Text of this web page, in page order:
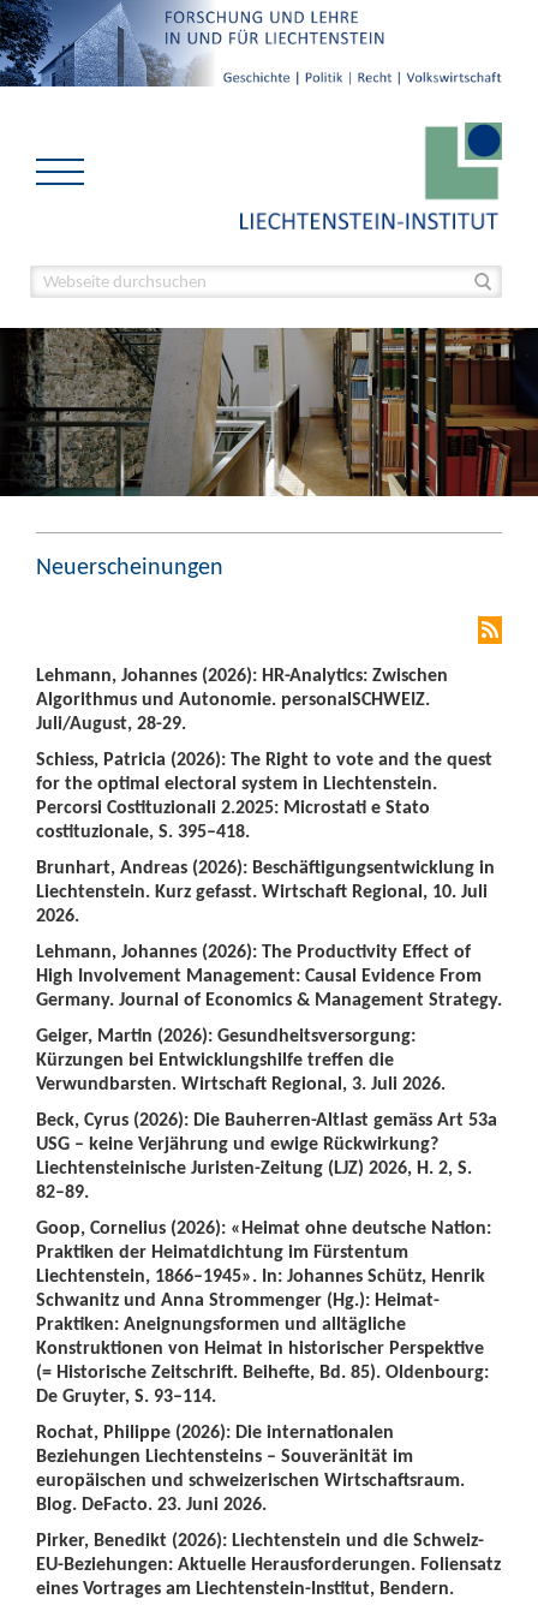
Neuerscheinungen
Lehmann, Johannes (2026): HR-Analytics: Zwischen
Algorithmus und Autonomie. personalSCHWEIZ.
Juli/August, 28-29.
Schiess, Patricia (2026): The Right to vote and the quest
for the optimal electoral system in Liechtenstein.
Percorsi Costituzionali 2.2025: Microstati e Stato
costituzionale, S. 395–418.
Brunhart, Andreas (2026): Beschäftigungsentwicklung in
Liechtenstein. Kurz gefasst. Wirtschaft Regional, 10. Juli
2026.
Lehmann, Johannes (2026): The Productivity Effect of
High Involvement Management: Causal Evidence From
Germany. Journal of Economics & Management Strategy.
Geiger, Martin (2026): Gesundheitsversorgung:
Kürzungen bei Entwicklungshilfe treffen die
Verwundbarsten. Wirtschaft Regional, 3. Juli 2026.
Beck, Cyrus (2026): Die Bauherren-Altlast gemäss Art 53a
USG – keine Verjährung und ewige Rückwirkung?
Liechtensteinische Juristen-Zeitung (LJZ) 2026, H. 2, S.
82–89.
Goop, Cornelius (2026): «Heimat ohne deutsche Nation:
Praktiken der Heimatdichtung im Fürstentum
Liechtenstein, 1866–1945». In: Johannes Schütz, Henrik
Schwanitz und Anna Strommenger (Hg.): Heimat-
Praktiken: Aneignungsformen und alltägliche
Konstruktionen von Heimat in historischer Perspektive
(= Historische Zeitschrift. Beihefte, Bd. 85). Oldenbourg:
De Gruyter, S. 93–114.
Rochat, Philippe (2026): Die internationalen
Beziehungen Liechtensteins – Souveränität im
europäischen und schweizerischen Wirtschaftsraum.
Blog. DeFacto. 23. Juni 2026.
Pirker, Benedikt (2026): Liechtenstein und die Schweiz-
EU-Beziehungen: Aktuelle Herausforderungen. Foliensatz
eines Vortrages am Liechtenstein-Institut, Bendern.